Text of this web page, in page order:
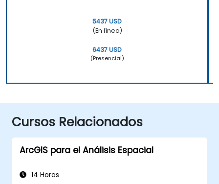
5437 USD
(En línea)
6437 USD
(Presencial)
Cursos Relacionados
ArcGIS para el Análisis Espacial
14 Horas